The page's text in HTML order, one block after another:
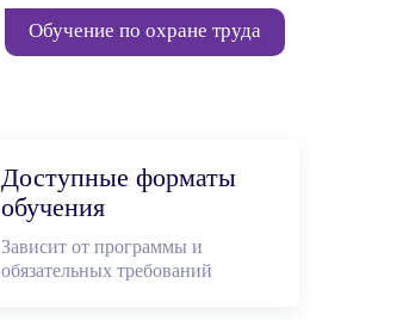
Обучение по охране труда
Доступные форматы
обучения
Зависит от программы и
обязательных требований